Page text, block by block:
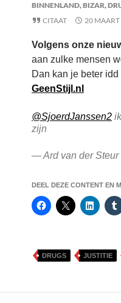
BINNENLAND,BIZAR,
CITAAT
20
Volgens onze
aan zulke mensen
Dan kan je beter
GeenStijl.nl
@SjoerdJanssen2
zijn
— Ard van der Steur
DEEL DEZE CONTENT EN
DRUGS JUSTITIE